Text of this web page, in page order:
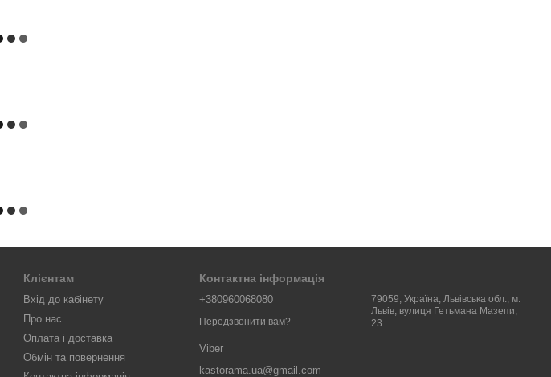
Клієнтам
Вхід до кабінету
Про нас
Оплата і доставка
Обмін та повернення
Контактна інформація
+380960068080
Передзвонити вам?
Viber
kastorama.ua@gmail.com
79059, Україна, Львівська обл., м.
Львів, вулиця Гетьмана Мазепи,
23